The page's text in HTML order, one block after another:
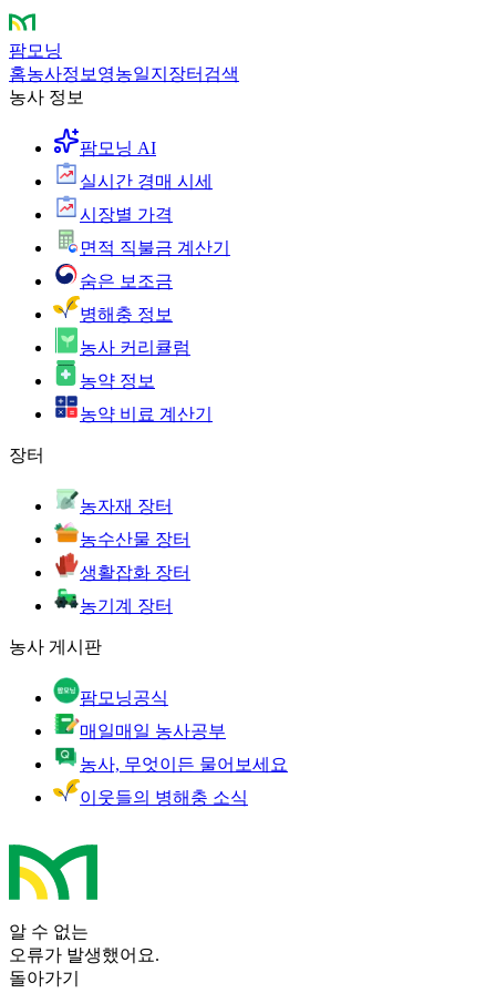
팜모닝
홈농사정보 영농일지 장터 검색
농사 정보
팜모닝 AI
실시간 경매 시세
시장별 가격
면적 직불금 계산기
숨은 보조금
병해충 정보
농사 커리큘럼
농약 정보
농약 비료 계산기
장터
농자재 장터
농수산물 장터
생활잡화 장터
농기계 장터
농사 게시판
팜모닝공식
매일매일 농사공부
농사, 무엇이든 물어보세요
이웃들의 병해충 소식
알 수 없는
오류가 발생했어요.
돌아가기